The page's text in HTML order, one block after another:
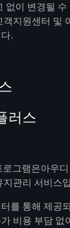
없이 변경될 수
지원센터 및
.
러스
그램은아우
관리 서비스
를 통해 제공
비용 부담 없